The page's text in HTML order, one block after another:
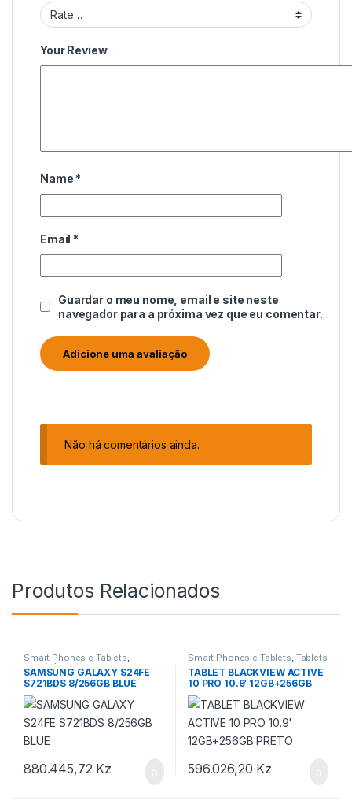
Your Review
Name *
Email *
Guardar o meu nome, email e site neste
navegador para a próxima vez que eu comentar.
Não há comentários ainda.
Produtos Relacionados
Smart Phones e Tablets,
smartphones
SAMSUNG GALAXY S24FE
S721BDS 8/256GB BLUE
880.445,72 Kz
Smart Phones e Tablets, Tablets
TABLET BLACKVIEW ACTIVE
10 PRO 10.9′ 12GB+256GB
PRETO
596.026,20 Kz